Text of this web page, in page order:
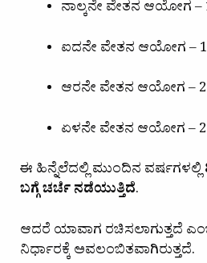
ನಾಲ್ಕನೇ ವೇತನ ಆಯೋಗ –
ಐದನೇ ವೇತನ ಆಯೋಗ –
ಆರನೇ ವೇತನ ಆಯೋಗ –
ಏಳನೇ ವೇತನ ಆಯೋಗ –
ಈ ಹಿನ್ನೆಲೆದಲ್ಲಿ ಮುಂದಿನ ವರ್ಷಗಳಲ್ಲಿ
ಬಗ್ಗೆ ಚರ್ಚೆ ನಡೆಯುತ್ತಿದೆ.
ಆದರೆ ಯಾವಾಗ ರಚಿಸಲಾಗುತ್ತದೆ
ನಿರ್ಧಾರಕ್ಕೆ ಅವಲಂಬಿತವಾಗಿರುತ್ತದೆ.